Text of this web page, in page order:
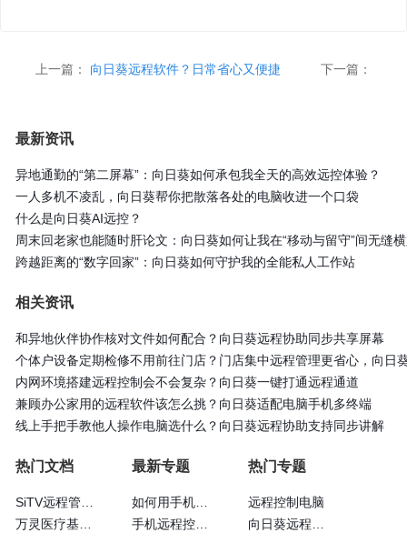
上一篇： 向日葵远程软件？日常省心又便捷 下一篇：
最新资讯
异地通勤的“第二屏幕”：向日葵如何承包我全天的高效远控体验？
一人多机不凌乱，向日葵帮你把散落各处的电脑收进一个口袋
什么是向日葵AI远控？
周末回老家也能随时肝论文：向日葵如何让我在“移动与留守”间无缝
跨越距离的“数字回家”：向日葵如何守护我的全能私人工作站
相关资讯
和异地伙伴协作核对文件如何配合？向日葵远程协助同步共享屏幕
个体户设备定期检修不用前往门店？门店集中远程管理更省心，向日
内网环境搭建远程控制会不会复杂？向日葵一键打通远程通道
兼顾办公家用的远程软件该怎么挑？向日葵适配电脑手机多终端
线上手把手教他人操作电脑选什么？向日葵远程协助支持同步讲解
热门文档
SiTV远程管理维护户外广告屏大法—向日葵
万灵医疗基于向日葵的眼科远程诊断系统
最新专题
如何用手机远程控制手机
手机远程控制手机方法
热门专题
远程控制电脑
向日葵远程控制免费